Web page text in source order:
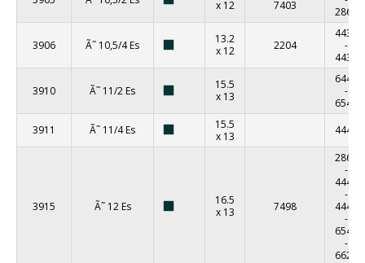
x 12
7403
2863
3906 Ã˜ 10,5/4 Es
13.2
x 12
2204
4432
-
4437
3910 Ã˜ 11/2 Es
15.5
x 13
6441
-
6540
3911
Ã˜ 11/4 Es
15.5
x 13
4440
3915 Ã˜ 12 Es
16.5
x 13
7498
2865
-
4445
-
4446
-
6545
-
6622